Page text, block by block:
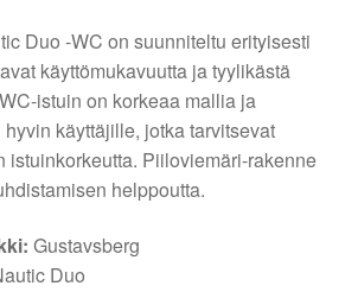
Duo -WC on suunniteltu erityisesti
käyttömukavuutta ja tyylikästä
istuin on korkeaa mallia ja
käyttäjille, jotka tarvitsevat
istuinkorkeutta. Piiloviemäri-rakenne
helppoutta.
Gustavsberg
Duo